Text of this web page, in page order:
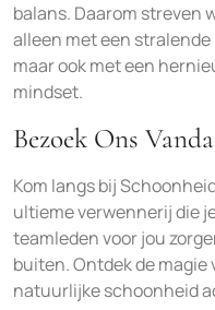
balans. Daarom streven
alleen met een
maar ook met een
mindset.
Bezoek Ons
Kom langs bij
ultieme verwennerij die
teamleden voor jou
buiten. Ontdek de magie
natuurlijke schoonheid